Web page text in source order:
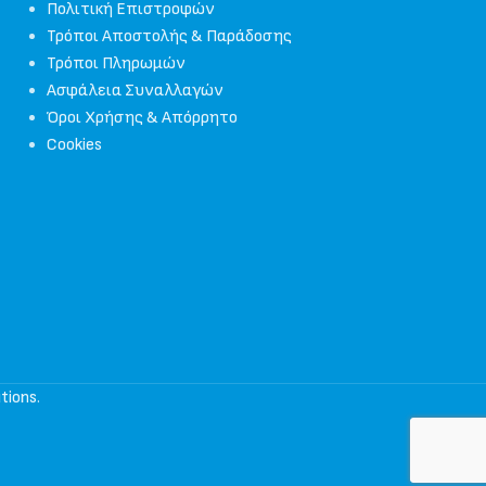
Πολιτική Επιστροφών
Τρόποι Αποστολής & Παράδοσης
Τρόποι Πληρωμών
Ασφάλεια Συναλλαγών
Όροι Χρήσης & Απόρρητο
Cookies
.